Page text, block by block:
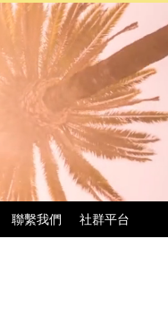
聯繫我們 社群平台